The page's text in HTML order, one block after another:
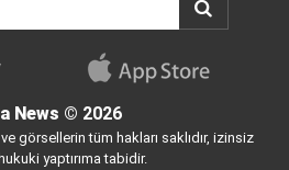
News © 2026
görsellerin tüm hakları saklıdır, izinsiz
yaptırıma tabidir.